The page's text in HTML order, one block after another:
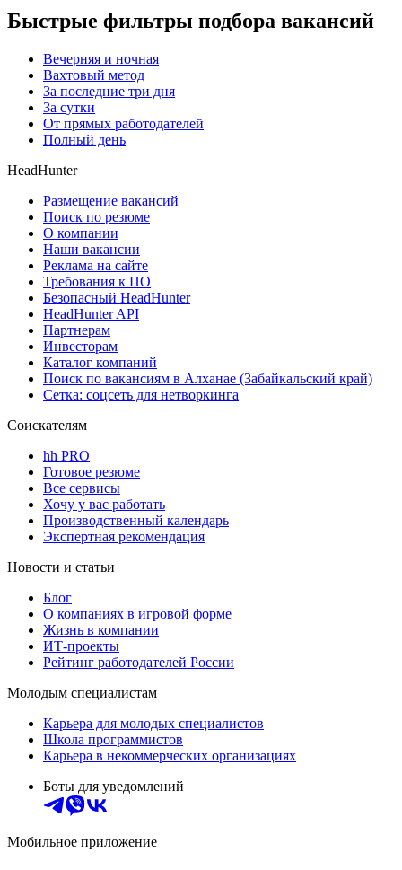
Быстрые фильтры подбора вакансий
Вечерняя и ночная
Вахтовый метод
За последние три дня
За сутки
От прямых работодателей
Полный день
HeadHunter
Размещение вакансий
Поиск по резюме
О компании
Наши вакансии
Реклама на сайте
Требования к ПО
Безопасный HeadHunter
HeadHunter API
Партнерам
Инвесторам
Каталог компаний
Поиск по вакансиям в Алханае (Забайкальский край)
Сетка: соцсеть для нетворкинга
Соискателям
hh PRO
Готовое резюме
Все сервисы
Хочу у вас работать
Производственный календарь
Экспертная рекомендация
Новости и статьи
Блог
О компаниях в игровой форме
Жизнь в компании
ИТ-проекты
Рейтинг работодателей России
Молодым специалистам
Карьера для молодых специалистов
Школа программистов
Карьера в некоммерческих организациях
Боты для уведомлений
Мобильное приложение